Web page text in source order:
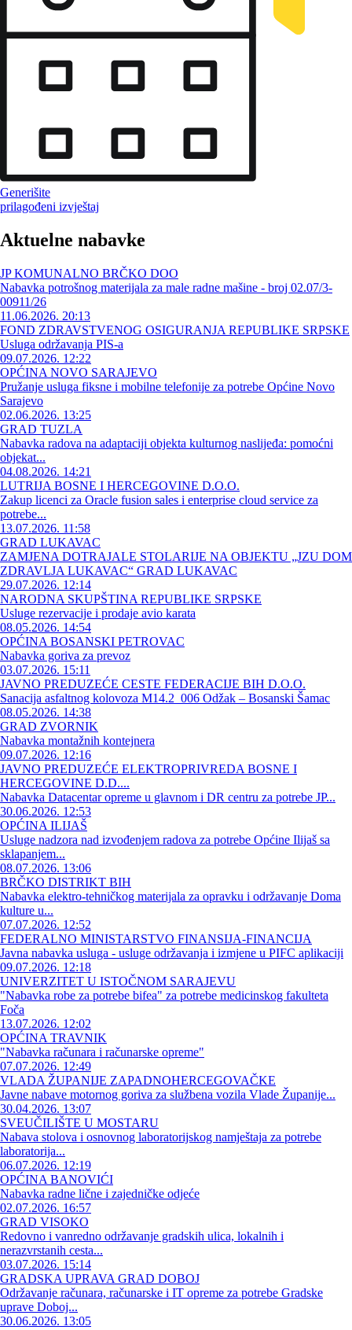
Generišite
prilagođeni izvještaj
Aktuelne nabavke
JP KOMUNALNO BRČKO DOO
Nabavka potrošnog materijala za male radne mašine - broj 02.07/3-
00911/26
11.06.2026. 20:13
FOND ZDRAVSTVENOG OSIGURANJA REPUBLIKE SRPSKE
Usluga održavanja PIS-a
09.07.2026. 12:22
OPĆINA NOVO SARAJEVO
Pružanje usluga fiksne i mobilne telefonije za potrebe Općine Novo
Sarajevo
02.06.2026. 13:25
GRAD TUZLA
Nabavka radova na adaptaciji objekta kulturnog naslijeđa: pomoćni
objekat...
04.08.2026. 14:21
LUTRIJA BOSNE I HERCEGOVINE D.O.O.
Zakup licenci za Oracle fusion sales i enterprise cloud service za
potrebe...
13.07.2026. 11:58
GRAD LUKAVAC
ZAMJENA DOTRAJALE STOLARIJE NA OBJEKTU „JZU DOM
ZDRAVLJA LUKAVAC“ GRAD LUKAVAC
29.07.2026. 12:14
NARODNA SKUPŠTINA REPUBLIKE SRPSKE
Usluge rezervacije i prodaje avio karata
08.05.2026. 14:54
OPĆINA BOSANSKI PETROVAC
Nabavka goriva za prevoz
03.07.2026. 15:11
JAVNO PREDUZEĆE CESTE FEDERACIJE BIH D.O.O.
Sanacija asfaltnog kolovoza M14.2_006 Odžak – Bosanski Šamac
08.05.2026. 14:38
GRAD ZVORNIK
Nabavka montažnih kontejnera
09.07.2026. 12:16
JAVNO PREDUZEĆE ELEKTROPRIVREDA BOSNE I
HERCEGOVINE D.D....
Nabavka Datacentar opreme u glavnom i DR centru za potrebe JP...
30.06.2026. 12:53
OPĆINA ILIJAŠ
Usluge nadzora nad izvođenjem radova za potrebe Općine Ilijaš sa
sklapanjem...
08.07.2026. 13:06
BRČKO DISTRIKT BIH
Nabavka elektro-tehničkog materijala za opravku i održavanje Doma
kulture u...
07.07.2026. 12:52
FEDERALNO MINISTARSTVO FINANSIJA-FINANCIJA
Javna nabavka usluga - usluge održavanja i izmjene u PIFC aplikaciji
09.07.2026. 12:18
UNIVERZITET U ISTOČNOM SARAJEVU
"Nabavka robe za potrebe bifea" za potrebe medicinskog fakulteta
Foča
13.07.2026. 12:02
OPĆINA TRAVNIK
"Nabavka računara i računarske opreme"
07.07.2026. 12:49
VLADA ŽUPANIJE ZAPADNOHERCEGOVAČKE
Javne nabave motornog goriva za službena vozila Vlade Županije...
30.04.2026. 13:07
SVEUČILIŠTE U MOSTARU
Nabava stolova i osnovnog laboratorijskog namještaja za potrebe
laboratorija...
06.07.2026. 12:19
OPĆINA BANOVIĆI
Nabavka radne lične i zajedničke odjeće
02.07.2026. 16:57
GRAD VISOKO
Redovno i vanredno održavanje gradskih ulica, lokalnih i
nerazvrstanih cesta...
03.07.2026. 15:14
GRADSKA UPRAVA GRAD DOBOJ
Održavanje računara, računarske i IT opreme za potrebe Gradske
uprave Doboj...
30.06.2026. 13:05